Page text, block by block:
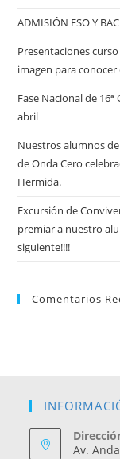
ADMISIÓN ESO Y
Presentaciones
imagen para
Fase Nacional de
abril
Nuestros alumnos
de Onda Cero
Hermida.
Excursión de
premiar a nuestro
siguiente!!!!
Comentarios
Av.